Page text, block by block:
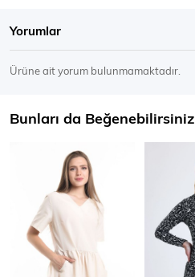
Yorumlar
Ürüne ait yorum bulunmamaktadır.
Bunları da Beğenebilirsiniz